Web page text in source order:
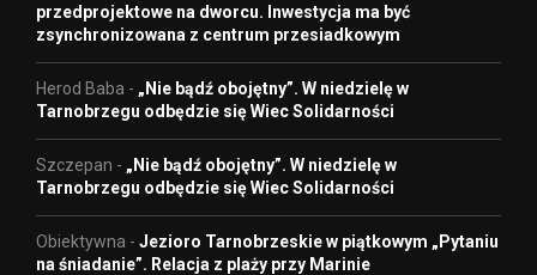
przedprojektowe na dworcu. Inwestycja ma być
zsynchronizowana z centrum przesiadkowym
Herod Baba - „Nie bądź obojętny”. W niedzielę w
Tarnobrzegu odbędzie się Wiec Solidarności
Szczepan - „Nie bądź obojętny”. W niedzielę w
Tarnobrzegu odbędzie się Wiec Solidarności
Obiektywna - Jezioro Tarnobrzeskie w piątkowym „Pytaniu
na śniadanie”. Relacja z plaży przy Marinie